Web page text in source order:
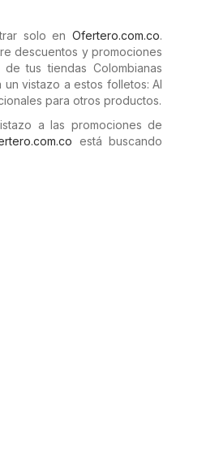
solo en Ofertero.com.co.
descuentos y promociones
tus tiendas Colombianas
vistazo a estos folletos: Al
para otros productos.
a las promociones de
está buscando